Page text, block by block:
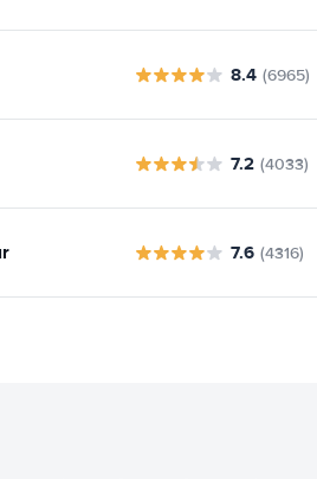
8.4 (6965)
7.2 (4033)
7.6 (4316)